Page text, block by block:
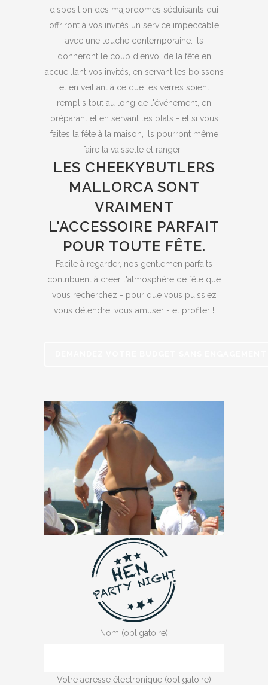
disposition des majordomes séduisants qui
offriront à vos invités un service impeccable
avec une touche contemporaine. Ils
donneront le coup d'envoi de la fête en
accueillant vos invités, en servant les boissons
et en veillant à ce que les verres soient
remplis tout au long de l'événement, en
préparant et en servant les plats - et si vous
faites la fête à la maison, ils pourront même
faire la vaisselle et ranger !
LES CHEEKYBUTLERS
MALLORCA SONT
VRAIMENT
L'ACCESSOIRE PARFAIT
POUR TOUTE FÊTE.
Facile à regarder, nos gentlemen parfaits
contribuent à créer l'atmosphère de fête que
vous recherchez - pour que vous puissiez
vous détendre, vous amuser - et profiter !
Nom (obligatoire)
Votre adresse électronique (obligatoire)